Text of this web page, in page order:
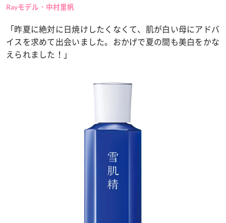
Rayモデル・中村里帆
「昨夏に絶対に日焼けしたくなくて、肌が白い母にアドバ
イスを求めて出会いました。おかげで夏の間も美白をかな
えられました！」